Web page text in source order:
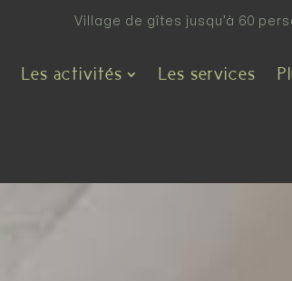
Village de gîtes jusqu’à 60
Les activités Les services